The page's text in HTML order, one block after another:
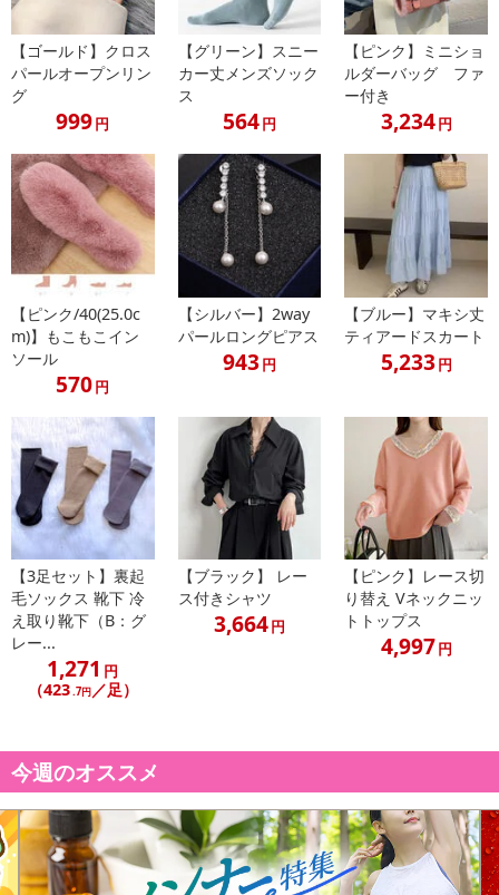
甘さ大人かわいいリボン付きシャツブラウス。
フェミニンで抜け感のあるスタイルに見せてくれます。
ベーシックな色合いでどんなボトムスとの相性も良いのでコーデ力
が高い。
素材
ポリエステル
生地の厚さ
薄手
商品仕様
透け感：ホワイトあり
伸縮性：なし
裏地：なし
カラー：ブルー/ホワイト
(サイズ）M/L
Mサイズ
着 丈:63cm
袖 丈:59cm
身 幅:49cm
Lサイズ
着 丈:64cm
肩 幅:33cm
袖 丈:61cm
【ゴールド】クロス
パールオープンリン
グ
999円
【グリーン】スニー
カー丈メンズソック
ス
564円
【ピンク】ミニショ
ルダーバッグ ファ
ー付き
3,234円
【ピンク/40(25.0c
m)】もこもこイン
ソール
570円
【シルバー】2way
パールロングピアス
943円
【ブルー】マキシ丈
ティアードスカート
5,233円
【3足セット】裏起
毛ソックス 靴下 冷
え取り靴下（B：グ
レー...
1,271 円
（423.7円／足）
【ブラック】 レー
ス付きシャツ
3,664円
【ピンク】レース切
り替え Vネックニッ
トトップス
4,997円
今週のオススメ